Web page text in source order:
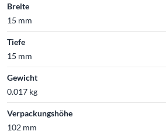
Breite
15 mm
Tiefe
15 mm
Gewicht
0.017 kg
Verpackungshöhe
102 mm